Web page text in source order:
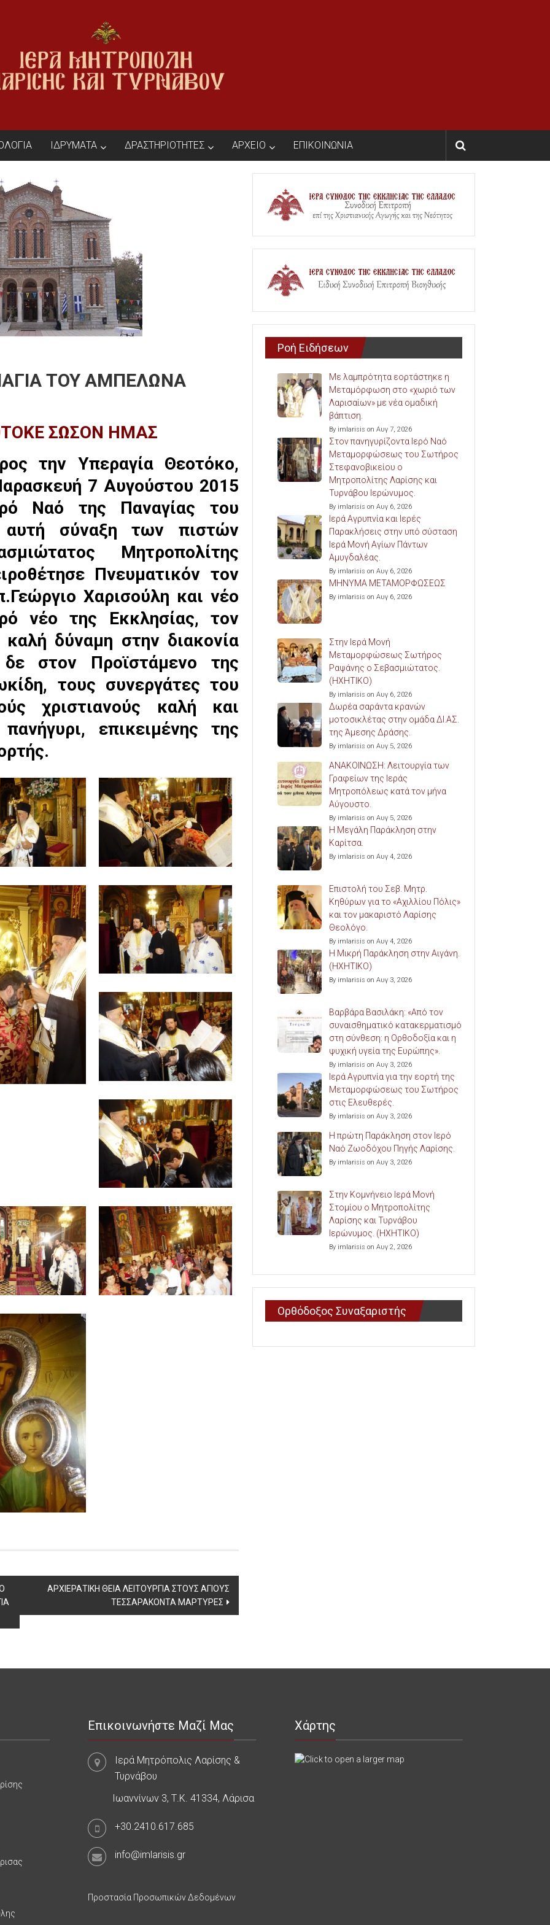
ΙΔΡΥΜΑΤΑ ΔΡΑΣΤΗΡΙΟΤΗΤΕΣ ΑΡΧΕΙΟ ΕΠΙΚΟΙΝΩΝΙΑ
ΤΟΥ ΑΜΠΕΛΩΝΑ
ΣΩΣΟΝ ΗΜΑΣ
την Υπεραγία Θεοτόκο,
7 Αυγούστου 2015
Ναό της Παναγίας του
σύναξη των πιστών
Μητροπολίτης
Πνευματικόν τον
Χαρισούλη και νέο
νέο της Εκκλησίας, τον
δύναμη στην διακονία
στον Προϊστάμενο της
τους συνεργάτες του
χριστιανούς καλή και
επικειμένης της
ΑΡΧΙΕΡΑΤΙΚΗ ΘΕΙΑ ΛΕΙΤΟΥΡΓΙΑ ΣΤΟΥΣ ΑΓΙΟΥΣ
ΤΕΣΣΑΡΑΚΟΝΤΑ ΜΑΡΤΥΡΕΣ
Ροή Ειδήσεων
Με λαμπρότητα εορτάστηκε η
Μεταμόρφωση στο «χωριό των
Λαρισαίων» με νέα ομαδική
βάπτιση.
By imlarisis on Αυγ 7, 2026
Στον πανηγυρίζοντα Ιερό Ναό
Μεταμορφώσεως του Σωτήρος
Στεφανοβικείου ο
Μητροπολίτης Λαρίσης και
Τυρνάβου Ιερώνυμος.
By imlarisis on Αυγ 6, 2026
Ιερά Αγρυπνία και Ιερές
Παρακλήσεις στην υπό σύσταση
Ιερά Μονή Αγίων Πάντων
Αμυγδαλέας.
By imlarisis on Αυγ 6, 2026
ΜΗΝΥΜΑ ΜΕΤΑΜΟΡΦΩΣΕΩΣ
By imlarisis on Αυγ 6, 2026
Στην Ιερά Μονή
Μεταμορφώσεως Σωτήρος
Ραψάνης ο Σεβασμιώτατος.
(ΗΧΗΤΙΚΟ)
By imlarisis on Αυγ 6, 2026
Δωρέα σαράντα κρανών
μοτοσικλέτας στην ομάδα ΔΙ.ΑΣ.
της Άμεσης Δράσης.
By imlarisis on Αυγ 5, 2026
ΑΝΑΚΟΙΝΩΣΗ: Λειτουργία των
Γραφείων της Ιεράς
Μητροπόλεως κατά τον μήνα
Αύγουστο.
By imlarisis on Αυγ 5, 2026
Η Μεγάλη Παράκληση στην
Καρίτσα.
By imlarisis on Αυγ 4, 2026
Επιστολή του Σεβ. Μητρ.
Κηθύρων για το «Αχιλλίου Πόλις»
και τον μακαριστό Λαρίσης
Θεολόγο.
By imlarisis on Αυγ 4, 2026
Η Μικρή Παράκληση στην Αιγάνη.
(ΗΧΗΤΙΚΟ)
By imlarisis on Αυγ 3, 2026
Βαρβάρα Βασιλάκη: «Από τον
συναισθηματικό κατακερματισμό
στη σύνθεση: η Ορθοδοξία και η
ψυχική υγεία της Ευρώπης».
By imlarisis on Αυγ 3, 2026
Ιερά Αγρυπνία για την εορτή της
Μεταμορφώσεως του Σωτήρος
στις Ελευθερές.
By imlarisis on Αυγ 3, 2026
Η πρώτη Παράκληση στον Ιερό
Ναό Ζωοδόχου Πηγής Λαρίσης.
By imlarisis on Αυγ 3, 2026
Στην Κομνήνειο Ιερά Μονή
Στομίου ο Μητροπολίτης
Λαρίσης και Τυρνάβου
Ιερώνυμος. (ΗΧΗΤΙΚΟ)
By imlarisis on Αυγ 2, 2026
Ορθόδοξος Συναξαριστής
Επικοινωνήστε Μαζί Μας
Ιερά Μητρόπολις Λαρίσης &
Τυρνάβου
Ιωαννίνων 3, Τ.Κ. 41334, Λάρισα
+30.2410.617.685
info@imlarisis.gr
Προστασία Προσωπικών Δεδομένων
Χάρτης